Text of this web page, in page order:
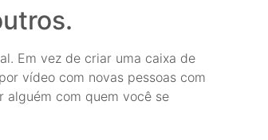
Em vez de criar uma caixa de
vídeo com novas pessoas com
alguém com quem você se